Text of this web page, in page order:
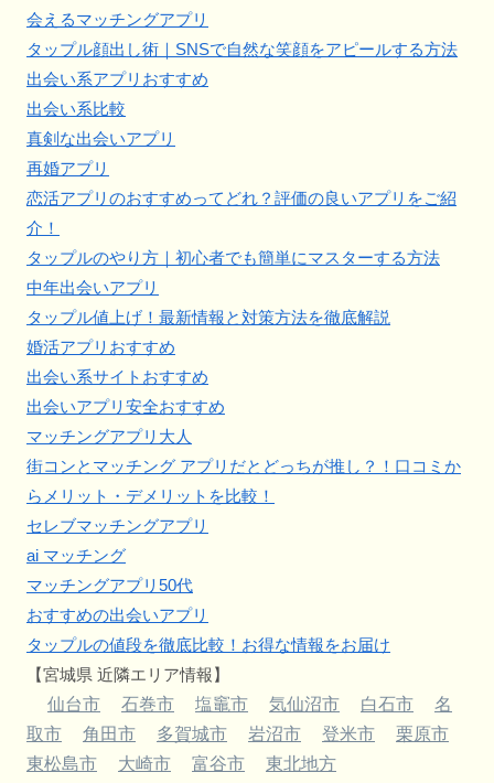
会えるマッチングアプリ
タップル顔出し術｜SNSで自然な笑顔をアピールする方法
出会い系アプリおすすめ
出会い系比較
真剣な出会いアプリ
再婚アプリ
恋活アプリのおすすめってどれ？評価の良いアプリをご紹
介！
タップルのやり方｜初心者でも簡単にマスターする方法
中年出会いアプリ
タップル値上げ！最新情報と対策方法を徹底解説
婚活アプリおすすめ
出会い系サイトおすすめ
出会いアプリ安全おすすめ
マッチングアプリ大人
街コンとマッチング アプリだとどっちが推し？！口コミか
らメリット・デメリットを比較！
セレブマッチングアプリ
ai マッチング
マッチングアプリ50代
おすすめの出会いアプリ
タップルの値段を徹底比較！お得な情報をお届け
【宮城県 近隣エリア情報】
仙台市
石巻市 塩竈市 気仙沼市 白石市
名
取市
角田市 多賀城市 岩沼市 登米市
栗原市
東松島市
大崎市 富谷市 東北地方